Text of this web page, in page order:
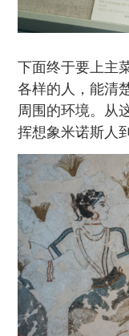
下面终于要上主
各样的人，能清
周围的环境。从
挥想象米诺斯人